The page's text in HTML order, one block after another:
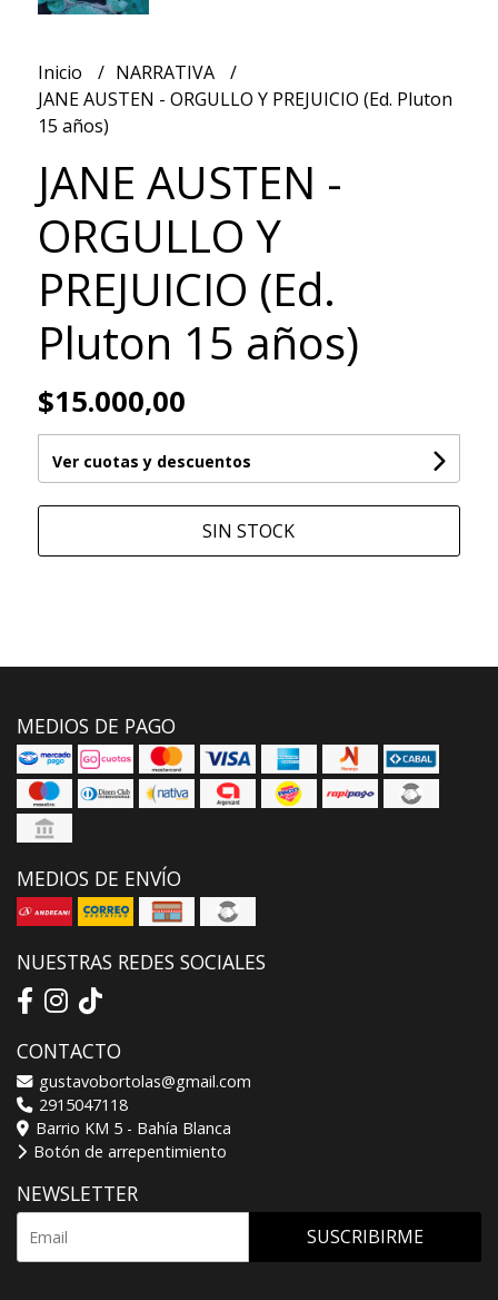
Inicio
NARRATIVA
JANE AUSTEN - ORGULLO Y PREJUICIO (Ed. Pluton
15 años)
JANE AUSTEN -
ORGULLO Y
PREJUICIO (Ed.
Pluton 15 años)
$15.000,00
Ver cuotas y descuentos
SIN STOCK
MEDIOS DE PAGO
MEDIOS DE ENVÍO
NUESTRAS REDES SOCIALES
CONTACTO
gustavobortolas@gmail.com
2915047118
Barrio KM 5 - Bahía Blanca
Botón de arrepentimiento
NEWSLETTER
SUSCRIBIRME